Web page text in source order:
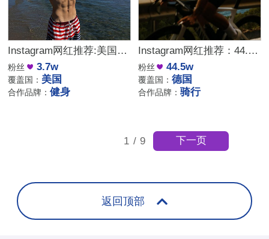
Instagram网红推荐:美国健身训练尾部博主
粉丝 3.7w
覆盖国： 美国
合作品牌：健身
Instagram网红推荐：44.5万粉德国骑行博主，专注骑行与运动装备内容推广
粉丝 44.5w
覆盖国：德国
合作品牌：骑行
1 / 9 下一页
返回顶部